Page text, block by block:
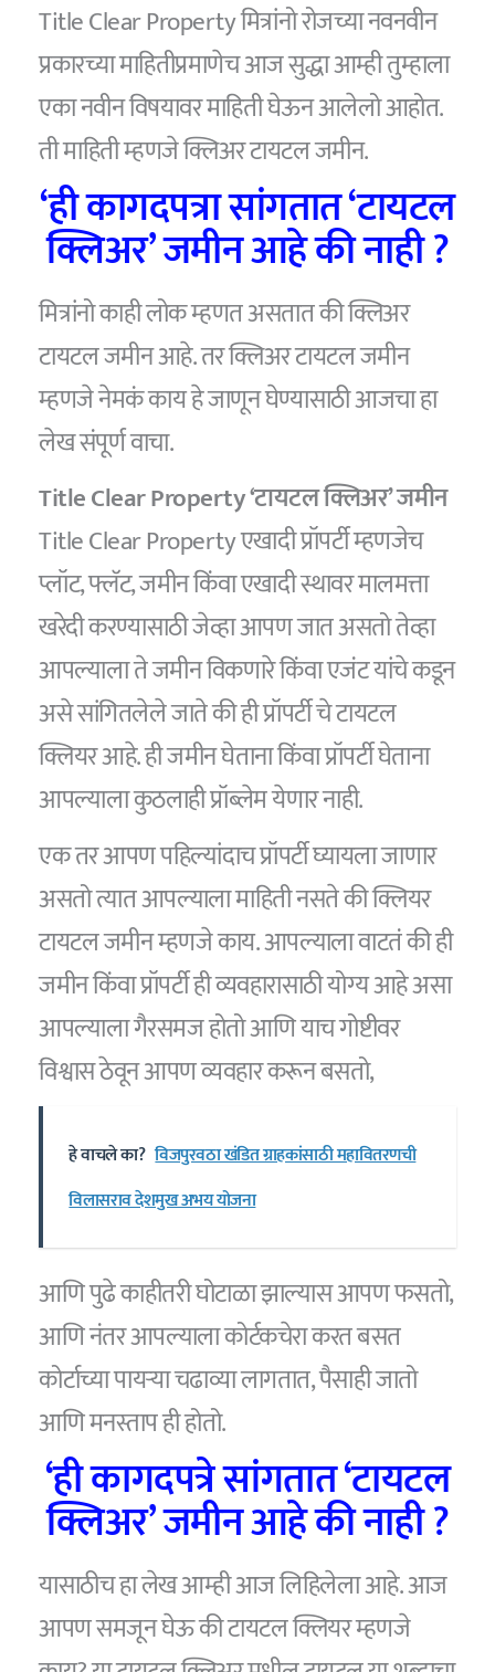
Title Clear Property मित्रांनो रोजच्या नवनवीन
प्रकारच्या माहितीप्रमाणेच आज सुद्धा आम्ही तुम्हाला
एका नवीन विषयावर माहिती घेऊन आलेलो आहोत.
ती माहिती म्हणजे क्लिअर टायटल जमीन.
‘ही कागदपत्रा सांगतात ‘टायटल
क्लिअर’ जमीन आहे की नाही ?
मित्रांनो काही लोक म्हणत असतात की क्लिअर
टायटल जमीन आहे. तर क्लिअर टायटल जमीन
म्हणजे नेमकं काय हे जाणून घेण्यासाठी आजचा हा
लेख संपूर्ण वाचा.
Title Clear Property ‘टायटल क्लिअर’ जमीन
Title Clear Property एखादी प्रॉपर्टी म्हणजेच
प्लॉट, फ्लॅट, जमीन किंवा एखादी स्थावर मालमत्ता
खरेदी करण्यासाठी जेव्हा आपण जात असतो तेव्हा
आपल्याला ते जमीन विकणारे किंवा एजंट यांचे कडून
असे सांगितलेले जाते की ही प्रॉपर्टी चे टायटल
क्लियर आहे. ही जमीन घेताना किंवा प्रॉपर्टी घेताना
आपल्याला कुठलाही प्रॉब्लेम येणार नाही.
एक तर आपण पहिल्यांदाच प्रॉपर्टी घ्यायला जाणार
असतो त्यात आपल्याला माहिती नसते की क्लियर
टायटल जमीन म्हणजे काय. आपल्याला वाटतं की ही
जमीन किंवा प्रॉपर्टी ही व्यवहारासाठी योग्य आहे असा
आपल्याला गैरसमज होतो आणि याच गोष्टीवर
विश्वास ठेवून आपण व्यवहार करून बसतो,
हे वाचले का? विजपुरवठा खंडित ग्राहकांसाठी महावितरणची
विलासराव देशमुख अभय योजना
आणि पुढे काहीतरी घोटाळा झाल्यास आपण फसतो,
आणि नंतर आपल्याला कोर्टकचेरा करत बसत
कोर्टाच्या पायऱ्या चढाव्या लागतात, पैसाही जातो
आणि मनस्ताप ही होतो.
‘ही कागदपत्रे सांगतात ‘टायटल
क्लिअर’ जमीन आहे की नाही ?
यासाठीच हा लेख आम्ही आज लिहिलेला आहे. आज
आपण समजून घेऊ की टायटल क्लियर म्हणजे